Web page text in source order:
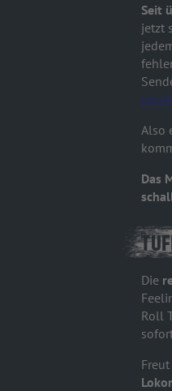
Seit
jetzt
Also
Das
Die
Roll